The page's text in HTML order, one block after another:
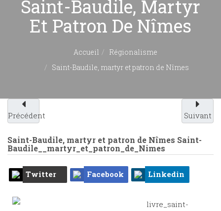
Saint-Baudile, Martyr
Et Patron De Nîmes
Accueil
Régionalisme
Saint-Baudile, martyr et patron de Nîmes
Précédent Suivant
Saint-Baudile, martyr et patron de Nîmes Saint-
Baudile__martyr_et_patron_de_Nimes
Twitter Facebook Linkedin